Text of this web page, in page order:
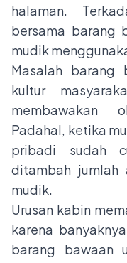
halaman.
bersama barang
mudik
Masalah barang
kultur
membawakan
Padahal, ketika
pribadi sudah
ditambah jumlah
mudik.
Urusan kabin
karena
barang bawaan